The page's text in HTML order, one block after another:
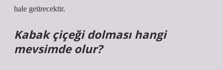
hale getirecektir.
Kabak çiçeği dolması hangi
mevsimde olur?